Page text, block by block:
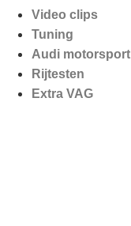
Video clips
Tuning
Audi motorsport
Rijtesten
Extra VAG